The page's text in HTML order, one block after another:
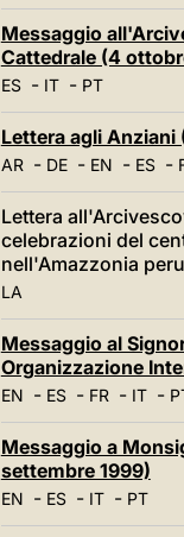
Messaggio
Cattedrale (4
ES- IT- PT
Lettera agli Anziani
AR- DE- EN - ES-
Lettera
celebrazioni del
nell'Amazzonia
LA
Messaggio al
Organizzazione
EN - ES- FR- IT-
Messaggio a
settembre 1999)
EN - ES- IT- PT